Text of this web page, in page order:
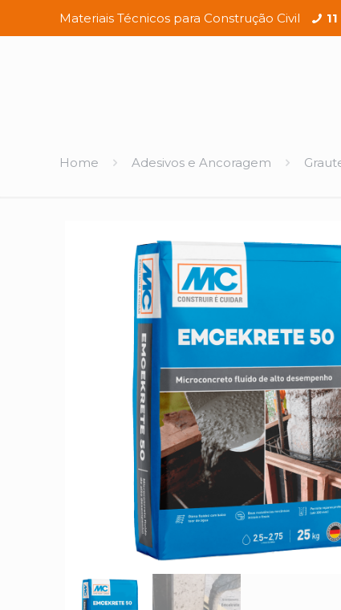
Materiais Técnicos para Construção Civil
Home Adesivos e Ancoragem